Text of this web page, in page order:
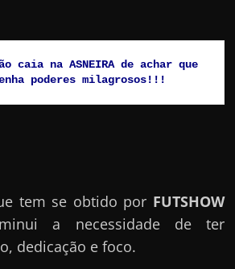
caia na ASNEIRA de achar que
tenha poderes milagrosos!!!
tem se obtido por FUTSHOW
a necessidade de ter
dedicação e foco.